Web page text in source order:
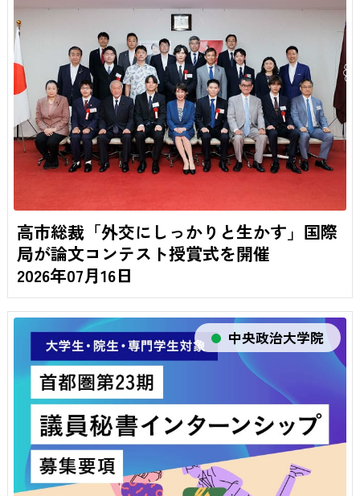
高市総裁「外交にしっかりと生かす」国際
局が論文コンテスト授賞式を開催
2026年07月16日
中央政治大学院